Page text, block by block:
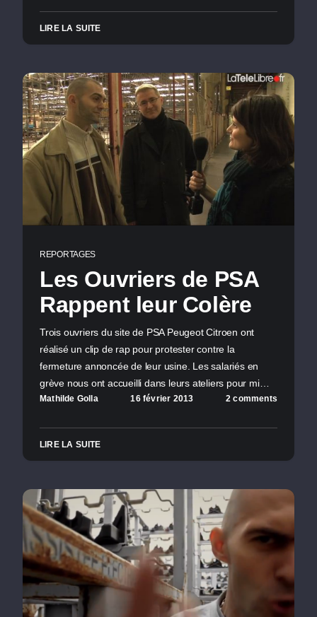
LIRE LA SUITE
REPORTAGES
Les Ouvriers de PSA
Rappent leur Colère
Trois ouvriers du site de PSA Peugeot Citroen ont
réalisé un clip de rap pour protester contre la
fermeture annoncée de leur usine. Les salariés en
grève nous ont accueilli dans leurs ateliers pour mi…
Mathilde Golla 16 février 2013 2 comments
LIRE LA SUITE